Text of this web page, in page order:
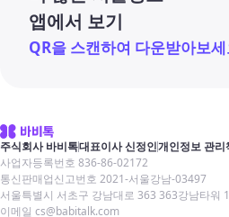
앱에서 보기
QR을 스캔하여 다운받아보세
주식회사 바비톡대표이사 신정인개인정보 관리
사업자등록번호 836-86-02172
통신판매업신고번호 2021-서울강남-03497
서울특별시 서초구 강남대로 363 363강남타워
이메일 cs@babitalk.com